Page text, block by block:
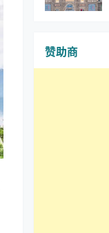
赞助商